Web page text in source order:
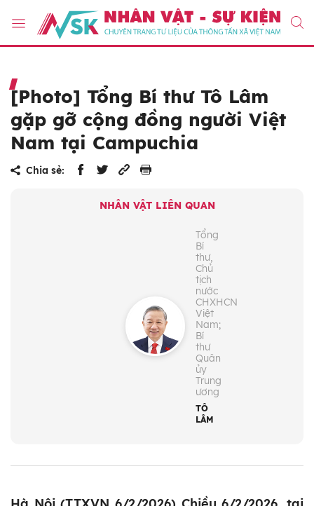
[Photo] Tổng Bí thư Tô Lâm
gặp gỡ cộng đồng người Việt
Nam tại Campuchia
Chia sẻ:
NHÂN VẬT LIÊN QUAN
Tổng
Bí
thư,
Chủ
tịch
nước
CHXHCN
Việt
Nam;
Bí
thư
Quân
ủy
Trung
ương
TÔ
LÂM